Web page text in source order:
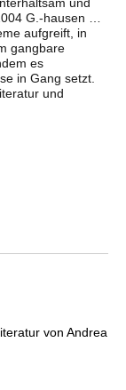
G.-hausen …
aufgreift, in
gangbare
es
in Gang setzt.
und
von Andrea